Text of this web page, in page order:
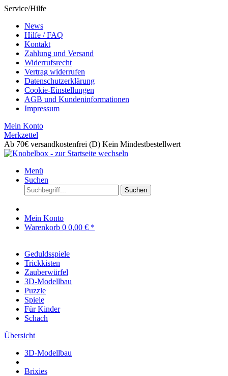
Service/Hilfe
News
Hilfe / FAQ
Kontakt
Zahlung und Versand
Widerrufsrecht
Vertrag widerrufen
Datenschutzerklärung
Cookie-Einstellungen
AGB und Kundeninformationen
Impressum
Mein Konto
Merkzettel
Ab 70€ versandkostenfrei (D) Kein Mindestbestellwert
Menü
Suchen
Suchen
Mein Konto
Warenkorb 0 0,00 € *
Geduldsspiele
Trickkisten
Zauberwürfel
3D-Modellbau
Puzzle
Spiele
Für Kinder
Schach
Übersicht
3D-Modellbau
Brixies